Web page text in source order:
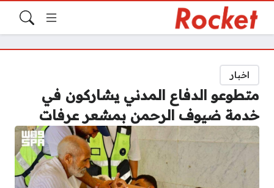
اخبار
متطوعو الدفاع المدني يشاركون في
خدمة ضيوف الرحمن بمشعر عرفات